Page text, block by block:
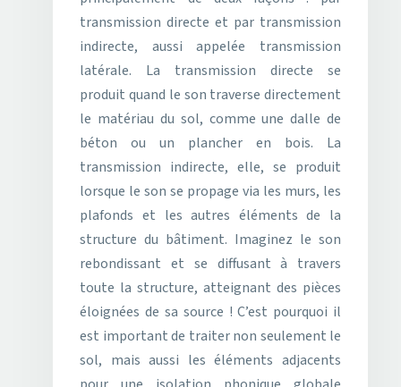
transmission directe et par transmission
indirecte, aussi appelée transmission
latérale. La transmission directe se
produit quand le son traverse directement
le matériau du sol, comme une dalle de
béton ou un plancher en bois. La
transmission indirecte, elle, se produit
lorsque le son se propage via les murs, les
plafonds et les autres éléments de la
structure du bâtiment. Imaginez le son
rebondissant et se diffusant à travers
toute la structure, atteignant des pièces
éloignées de sa source ! C’est pourquoi il
est important de traiter non seulement le
sol, mais aussi les éléments adjacents